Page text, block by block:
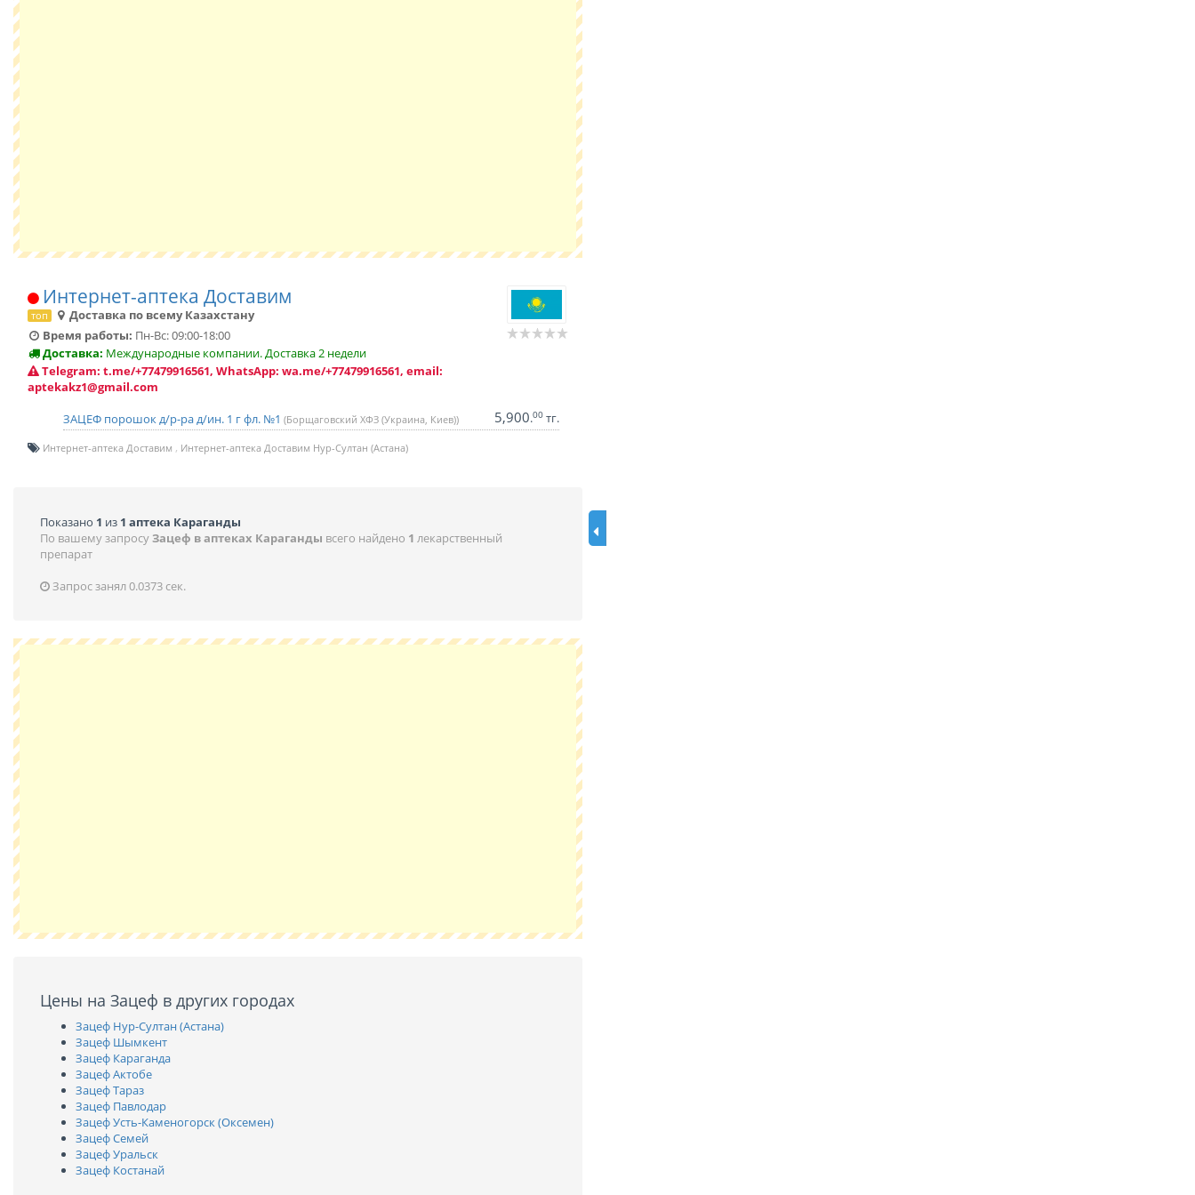
Интернет-аптека Доставим
топ
Доставка по всему Казахстану
Время работы: Пн-Вс: 09:00-18:00
Доставка: Международные компании. Доставка 2 недели
Telegram: t.me/+77479916561, WhatsApp: wa.me/+77479916561, email:
aptekakz1@gmail.com
ЗАЦЕФ порошок д/р-ра д/ин. 1 г фл. №1 (Борщаговский ХФЗ (Украина, Киев)) 5,900.00тг.
Интернет-аптека Доставим Интернет-аптека Доставим Нур-Султан (Астана)
Показано 1 из 1 аптека Караганды
По вашему запросуЗацеф в аптеках Караганды всего найдено 1 лекарственный
препарат
Запрос занял 0.0373 сек.
Цены на Зацеф в других городах
Зацеф Нур-Султан (Астана)
Зацеф Шымкент
Зацеф Караганда
Зацеф Актобе
Зацеф Тараз
Зацеф Павлодар
Зацеф Усть-Каменогорск (Оксемен)
Зацеф Семей
Зацеф Уральск
Зацеф Костанай